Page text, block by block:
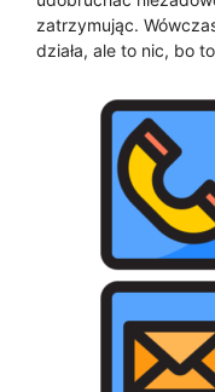
zatrzymując.
działa, ale to nic, bo